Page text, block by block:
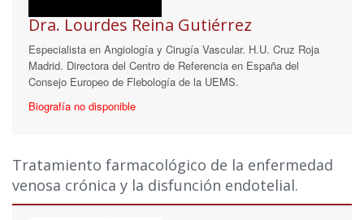
Dra. Lourdes Reina Gutiérrez
Especialista en Angiología y Cirugía Vascular. H.U. Cruz Roja
Madrid. Directora del Centro de Referencia en España del
Consejo Europeo de Flebología de la UEMS.
Biografía no disponible
Tratamiento farmacológico de la enfermedad
venosa crónica y la disfunción endotelial.